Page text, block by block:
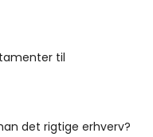
til
det rigtige erhverv?